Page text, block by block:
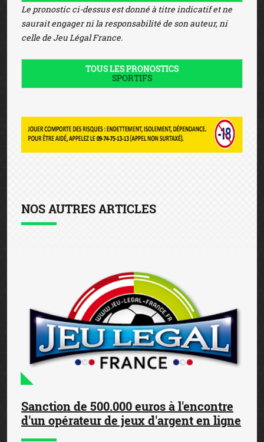
Le pronostic ci-dessus est donné à titre indicatif et ne
saurait engager ni la responsabilité de son auteur, ni
celle de Jeu Légal France.
TOUS LES PRONOSTICS
SPORTIFS
NOS AUTRES ARTICLES
Sanction de 500.000 euros à l'encontre
d'un opérateur de jeux d'argent en ligne